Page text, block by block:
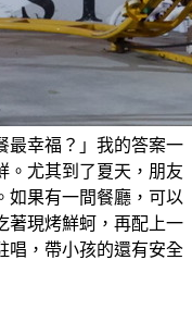
最幸福？」我的答案一
。尤其到了夏天，朋友
如果有一間餐廳，可以
著現烤鮮蚵，再配上一
唱，帶小孩的還有安全